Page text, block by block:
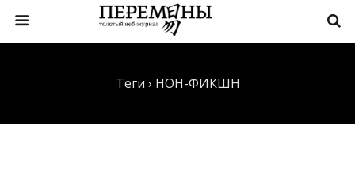
Теги › НОН-ФИКШН